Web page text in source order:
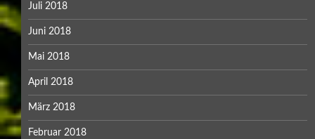
Juli 2018
Juni 2018
Mai 2018
April 2018
März 2018
Februar 2018